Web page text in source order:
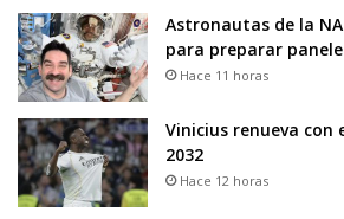
Astronautas de la
para preparar
Hace 11 horas
Vinicius renueva con
2032
Hace 12 horas